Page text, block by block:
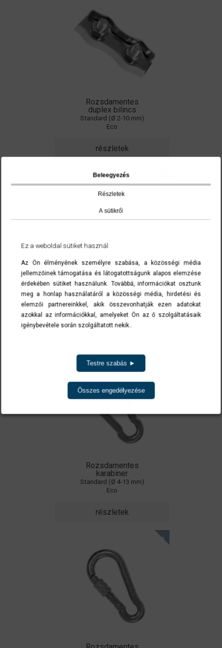
Rozsdamentes
duplex bilincs
Standard (Ø 2-10 mm)
Eco
részletek
Rozsdamentes
S - horog
Premium
részletek
Rozsdamentes
karabiner
Standard (Ø 4-13 mm)
Eco
részletek
Beleegyezés
Részletek
A sütikről
Ez a weboldal sütiket használ
Az Ön élményének személyre szabása, a közösségi média
jellemzőinek támogatása és látogatottságunk alapos elemzése
érdekében sütiket használunk. Továbbá, információkat osztunk
meg a honlap használatáról a közösségi média, hirdetési és
elemzői partnereinkkel, akik összevonhatják ezen adatokat
azokkal az információkkal, amelyeket Ön az ő szolgáltatásaik
igénybevétele során szolgáltatott nekik..
Testre szabás ►
Összes engedélyezése